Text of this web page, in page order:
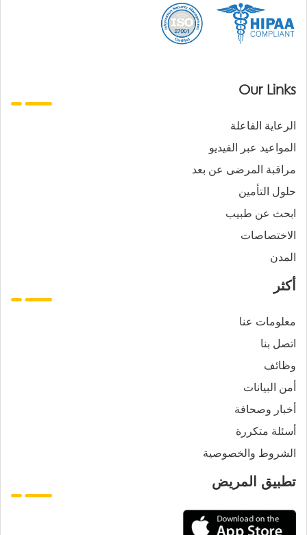
Our Links
الرعاية الفاعلة
المواعيد عبر الفيديو
مراقبة المرضى عن بعد
حلول التأمين
ابحث عن طبيب
الاختصاصات
المدن
أكثر
معلومات عنا
اتصل بنا
وظائف
أمن البيانات
أخبار وصحافة
أسئلة متكررة
الشروط والخصوصية
تطبيق المريض